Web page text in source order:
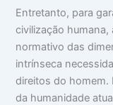
Entretanto, para
civilização
normativo das
intrínseca
direitos do homem.
da humanidade